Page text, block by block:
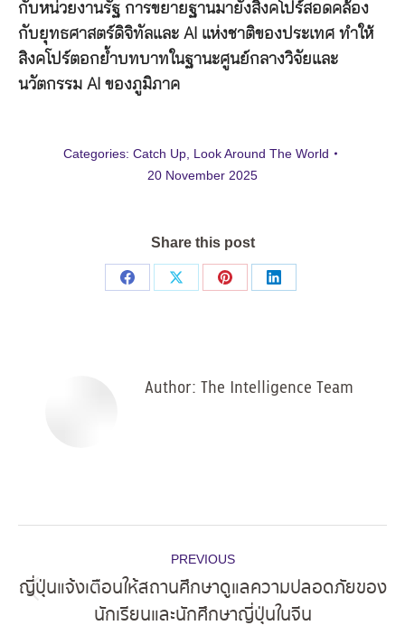
กับหน่วยงานรัฐ การขยายฐานมายังสิงคโปร์สอดคล้อง
กับยุทธศาสตร์ดิจิทัลและ AI แห่งชาติของประเทศ ทำให้
สิงคโปร์ตอกย้ำบทบาทในฐานะศูนย์กลางวิจัยและ
นวัตกรรม AI ของภูมิภาค
Categories: Catch Up, Look Around The World
20 November 2025
Share this post
Share
Share
Share
Share
Author: The Intelligence Team
navigation
PREVIOUS
Previous
post:
ญี่ปุ่นแจ้งเตือนให้สถานศึกษาดูแลความปลอดภัยของ
นักเรียนและนักศึกษาญี่ปุ่นในจีน